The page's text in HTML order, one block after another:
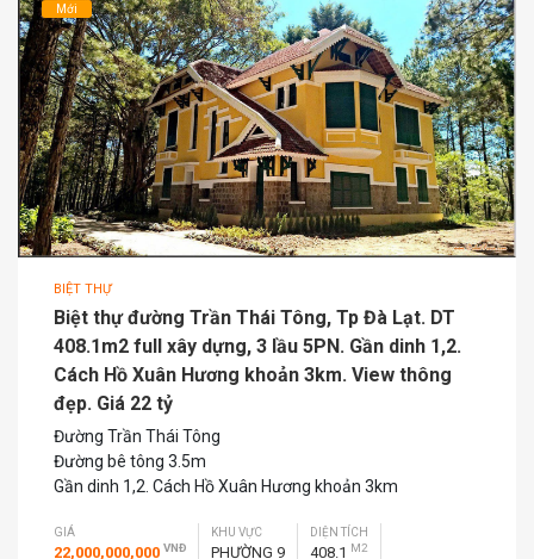
Mới
BIỆT THỰ
Biệt thự đường Trần Thái Tông, Tp Đà Lạt. DT
408.1m2 full xây dựng, 3 lầu 5PN. Gần dinh 1,2.
Cách Hồ Xuân Hương khoản 3km. View thông
đẹp. Giá 22 tỷ
Đường Trần Thái Tông
Đường bê tông 3.5m
Gần dinh 1,2. Cách Hồ Xuân Hương khoản 3km
GIÁ
22,000,000,000 VNĐ
KHU VỰC
PHƯỜNG 9
DIỆN TÍCH
408.1 M2